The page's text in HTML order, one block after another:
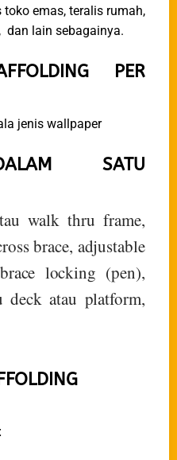
emas, teralis rumah,
dan lain sebagainya.
PER
jenis wallpaper
SATU
walk thru frame,
brace, adjustable
locking (pen),
atau platform,